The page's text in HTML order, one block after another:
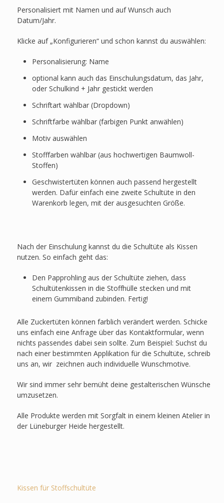
Personalisiert mit Namen und auf Wunsch auch
Datum/Jahr.
Klicke auf „Konfigurieren“ und schon kannst du auswählen:
Personalisierung: Name
optional kann auch das Einschulungsdatum, das Jahr,
oder Schulkind + Jahr gestickt werden
Schriftart wählbar (Dropdown)
Schriftfarbe wählbar (farbigen Punkt anwählen)
Motiv auswählen
Stofffarben wählbar (aus hochwertigen Baumwoll-
Stoffen)
Geschwistertüten können auch passend hergestellt
werden. Dafür einfach eine zweite Schultüte in den
Warenkorb legen, mit der ausgesuchten Größe.
Nach der Einschulung kannst du die Schultüte als Kissen
nutzen. So einfach geht das:
Den Papprohling aus der Schultüte ziehen, dass
Schultütenkissen in die Stoffhülle stecken und mit
einem Gummiband zubinden. Fertig!
Alle Zuckertüten können farblich verändert werden. Schicke
uns einfach eine Anfrage über das Kontaktformular, wenn
nichts passendes dabei sein sollte. Zum Beispiel: Suchst du
nach einer bestimmten Applikation für die Schultüte, schreib
uns an, wir zeichnen auch individuelle Wunschmotive.
Wir sind immer sehr bemüht deine gestalterischen Wünsche
umzusetzen.
Alle Produkte werden mit Sorgfalt in einem kleinen Atelier in
der Lüneburger Heide hergestellt.
Kissen für Stoffschultüte